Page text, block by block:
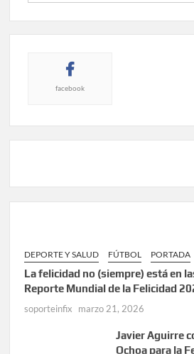
facebook
DEPORTE Y SALUD FÚTBOL PORTADA
La felicidad no (siempre) está en
Reporte Mundial de la Felicidad
soporteinfix marzo 21, 2026
Javier Aguirre
Ochoa para la